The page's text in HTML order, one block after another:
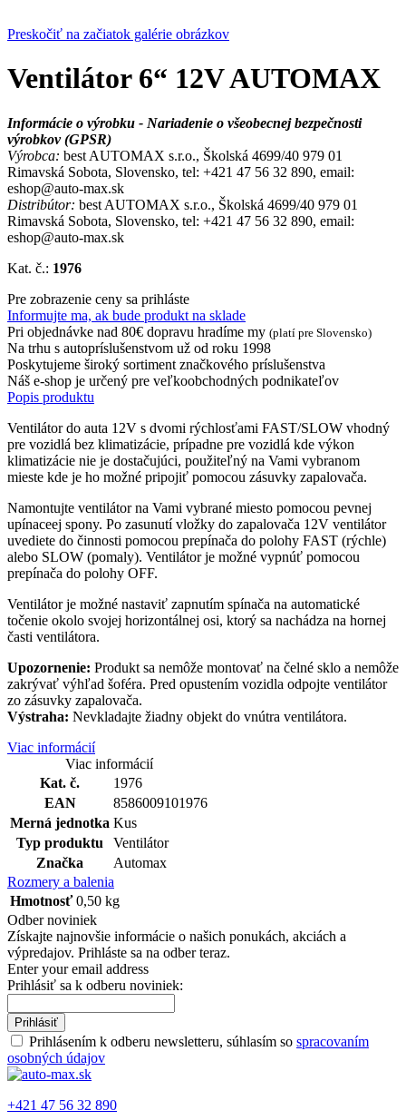
Preskočiť na začiatok galérie obrázkov
Ventilátor 6“ 12V AUTOMAX
Informácie o výrobku - Nariadenie o všeobecnej bezpečnosti
výrobkov (GPSR)
Výrobca: best AUTOMAX s.r.o., Školská 4699/40 979 01
Rimavská Sobota, Slovensko, tel: +421 47 56 32 890, email:
eshop@auto-max.sk
Distribútor: best AUTOMAX s.r.o., Školská 4699/40 979 01
Rimavská Sobota, Slovensko, tel: +421 47 56 32 890, email:
eshop@auto-max.sk
Kat. č.: 1976
Pre zobrazenie ceny sa prihláste
Informujte ma, ak bude produkt na sklade
Pri objednávke nad 80€ dopravu hradíme my (platí pre Slovensko)
Na trhu s autopríslušenstvom už od roku 1998
Poskytujeme široký sortiment značkového príslušenstva
Náš e-shop je určený pre veľkoobchodných podnikateľov
Popis produktu
Ventilátor do auta 12V s dvomi rýchlosťami FAST/SLOW vhodný
pre vozidlá bez klimatizácie, prípadne pre vozidlá kde výkon
klimatizácie nie je dostačujúci, použiteľný na Vami vybranom
mieste kde je ho možné pripojiť pomocou zásuvky zapalovača.
Namontujte ventilátor na Vami vybrané miesto pomocou pevnej
upínaceej spony. Po zasunutí vložky do zapalovača 12V ventilátor
uvediete do činnosti pomocou prepínača do polohy FAST (rýchle)
alebo SLOW (pomaly). Ventilátor je možné vypnúť pomocou
prepínača do polohy OFF.
Ventilátor je možné nastaviť zapnutím spínača na automatické
točenie okolo svojej horizontálnej osi, ktorý sa nachádza na hornej
časti ventilátora.
Upozornenie: Produkt sa nemôže montovať na čelné sklo a nemôže
zakrývať výhľad šoféra. Pred opustením vozidla odpojte ventilátor
zo zásuvky zapalovača.
Výstraha: Nevkladajte žiadny objekt do vnútra ventilátora.
Viac informácií
Viac informácií
Kat. č.
1976
EAN
8586009101976
Merná jednotka Kus
Typ produktu
Ventilátor
Značka
Automax
Rozmery a balenia
Hmotnosť 0,50 kg
Odber noviniek
Získajte najnovšie informácie o našich ponukách, akciách a
výpredajov. Prihláste sa na odber teraz.
Enter your email address
Prihlásiť sa k odberu noviniek:
Prihlásiť
Prihlásením k odberu newsletteru, súhlasím so spracovaním
osobných údajov
+421 47 56 32 890